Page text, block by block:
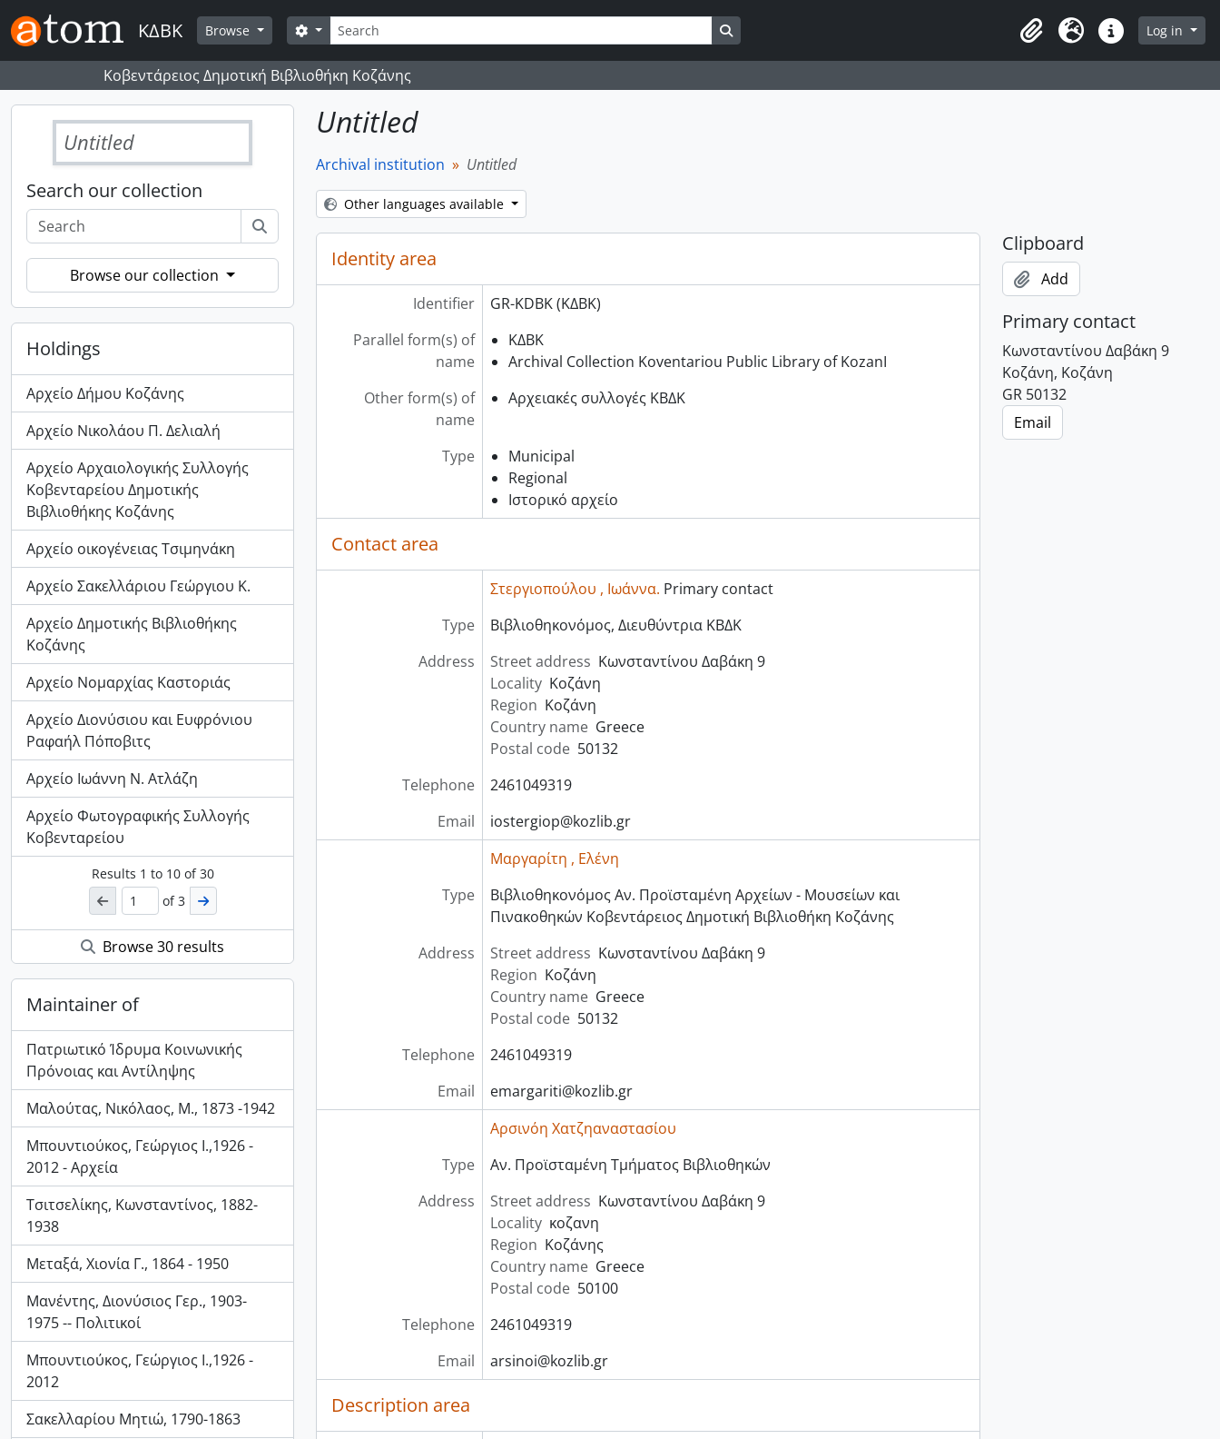
Skip to main content
ΚΔΒΚ Browse Search
Search options
ClipboardLanguageQuick linksLog in
Κοβεντάρειος Δημοτική Βιβλιοθήκη Κοζάνης
Untitled
Search our collection
Browse our collection
Holdings
Αρχείο Δήμου Κοζάνης
Αρχείο Νικολάου Π. Δελιαλή
Αρχείο Αρχαιολογικής Συλλογής
Κοβενταρείου Δημοτικής
Βιβλιοθήκης Κοζάνης
Αρχείο οικογένειας Τσιμηνάκη
Αρχείο Σακελλάριου Γεώργιου Κ.
Αρχείο Δημοτικής Βιβλιοθήκης
Κοζάνης
Αρχείο Νομαρχίας Καστοριάς
Αρχείο Διονύσιου και Ευφρόνιου
Ραφαήλ Πόποβιτς
Αρχείο Ιωάννη Ν. Ατλάζη
Αρχείο Φωτογραφικής Συλλογής
Κοβενταρείου
Results 1 to 10of 30
of 3
Browse 30 results
Maintainer of
Πατριωτικό Ίδρυμα Κοινωνικής
Πρόνοιας και Αντίληψης
Μαλούτας, Νικόλαος, Μ., 1873 -1942
Μπουντιούκος, Γεώργιος Ι.,1926 -
2012 - Αρχεία
Τσιτσελίκης, Κωνσταντίνος, 1882-
1938
Μεταξά, Χιονία Γ., 1864 - 1950
Μανέντης, Διονύσιος Γερ., 1903-
1975 -- Πολιτικοί
Μπουντιούκος, Γεώργιος Ι.,1926 -
2012
Σακελλαρίου Μητιώ, 1790-1863
Untitled
Archival institution Untitled
Other languages available
Identity area
Identifier
GR-KDBK (ΚΔΒΚ)
Parallel form(s) of
name
ΚΔΒΚ
Archival Collection Koventariou Public Library of KozanI
Other form(s) of
name
Αρχειακές συλλογές ΚΒΔΚ
Type
Municipal
Regional
Ιστορικό αρχείο
Contact area
Στεργιοπούλου , Ιωάννα. Primary contact
Type
Βιβλιοθηκονόμος, Διευθύντρια ΚΒΔΚ
Address
Street address Κωνσταντίνου Δαβάκη 9
Locality Κοζάνη
Region Κοζάνη
Country name Greece
Postal code 50132
Telephone
2461049319
Email
iostergiop@kozlib.gr
Μαργαρίτη , Ελένη
Type
Βιβλιοθηκονόμος Αν. Προϊσταμένη Αρχείων - Μουσείων και
Πινακοθηκών Κοβεντάρειος Δημοτική Βιβλιοθήκη Κοζάνης
Address
Street address Κωνσταντίνου Δαβάκη 9
Region Κοζάνη
Country name Greece
Postal code 50132
Telephone
2461049319
Email
emargariti@kozlib.gr
Αρσινόη Χατζηαναστασίου
Type
Αν. Προϊσταμένη Τμήματος Βιβλιοθηκών
Address
Street address Κωνσταντίνου Δαβάκη 9
Locality κοζανη
Region Κοζάνης
Country name Greece
Postal code 50100
Telephone
2461049319
Email
arsinoi@kozlib.gr
Description area
Clipboard
Add
Primary contact
Κωνσταντίνου Δαβάκη 9
Κοζάνη, Κοζάνη
GR 50132
Email